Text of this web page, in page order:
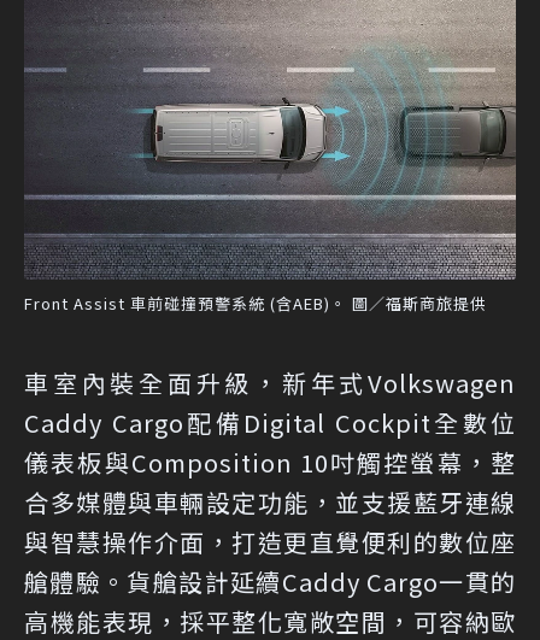
Front Assist 車前碰撞預警系統 (含AEB)。 圖／福斯商旅提供
車室內裝全面升級，新年式Volkswagen
Caddy Cargo配備Digital Cockpit全數位
儀表板與Composition 10吋觸控螢幕，整
合多媒體與車輛設定功能，並支援藍牙連線
與智慧操作介面，打造更直覺便利的數位座
艙體驗。貨艙設計延續Caddy Cargo一貫的
高機能表現，採平整化寬敞空間，可容納歐